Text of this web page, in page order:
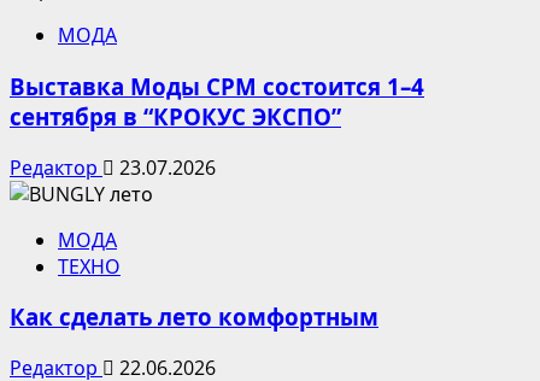
МОДА
Выставка Моды CPM состоится 1–4
сентября в “КРОКУС ЭКСПО”
Редактор 23.07.2026
МОДА
ТЕХНО
Как сделать лето комфортным
Редактор 22.06.2026